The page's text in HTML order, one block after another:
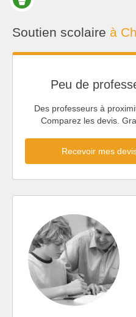
Soutien scolaire à
Peu de
Des professeurs à
Comparez les devis.
Recevoir mes